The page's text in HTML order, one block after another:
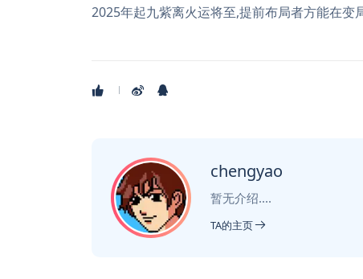
2025年起九紫离火运将至,提前布局者方能在变
chengyao
暂无介绍....
TA的主页